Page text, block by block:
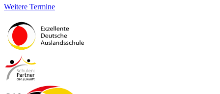
Weitere Termine